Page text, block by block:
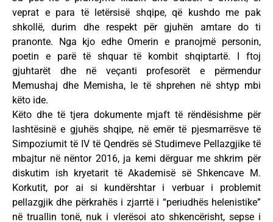
veprat e para të letërsisë shqipe, që kushdo me pak
shkollë, durim dhe respekt për gjuhën amtare do ti
pranonte. Nga kjo edhe Omerin e pranojmë personin,
poetin e parë të shquar të kombit shqiptartë. I ftoj
gjuhtarët dhe në veçanti profesorët e përmendur
Memushaj dhe Memisha, le të shprehen në shtyp mbi
këto ide.
Këto dhe të tjera dokumente mjaft të rëndësishme për
lashtësinë e gjuhës shqipe, në emër të pjesmarrësve të
Simpoziumit të IV të Qendrës së Studimeve Pellazgjike të
mbajtur në nëntor 2016, ja kemi dërguar me shkrim për
diskutim ish kryetarit të Akademisë së Shkencave M.
Korkutit, por ai si kundërshtar i verbuar i problemit
pellazgjik dhe përkrahës i zjarrtë i “periudhës helenistike”
në truallin tonë, nuk i vlerësoi ato shkencërisht, sepse i